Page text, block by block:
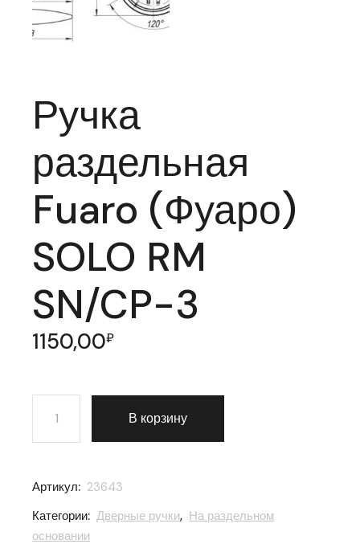
Ручка
раздельная
Fuaro (Фуаро)
SOLO RM
SN/CP-3
1150,00₽
Количество товара Ручка раздельная Fuaro (Фуаро)
В корзину
Артикул: 23643
Категории: Дверные ручки, На раздельном
основании